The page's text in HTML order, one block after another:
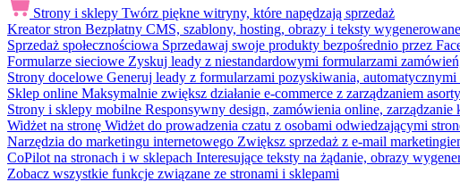
Strony i sklepy Twórz piękne witryny, które napędzają sprzedaż
Kreator stron Bezpłatny CMS, szablony, hosting, obrazy i teksty
Sprzedaż społecznościowa Sprzedawaj swoje produkty bezpośrednio przez
Formularze sieciowe Zyskuj leady z niestandardowymi formularzami
Strony docelowe Generuj leady z formularzami pozyskiwania,
Sklep online Maksymalnie zwiększ działanie e-commerce z zarządzaniem
Strony i sklepy mobilne Responsywny design, zamówienia online,
Widżet na stronę Widżet do prowadzenia czatu z osobami odwiedzającymi
Narzędzia do marketingu internetowego Zwiększ sprzedaż z e-mail
CoPilot na stronach i w sklepach Interesujące teksty na żądanie, obrazy
Zobacz wszystkie funkcje związane ze stronami i sklepami